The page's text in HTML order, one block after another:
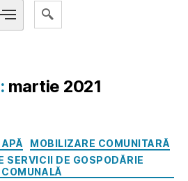
martie 2021
MOBILIZARE COMUNITARĂ
SERVICII DE GOSPODĂRIE
COMUNALĂ